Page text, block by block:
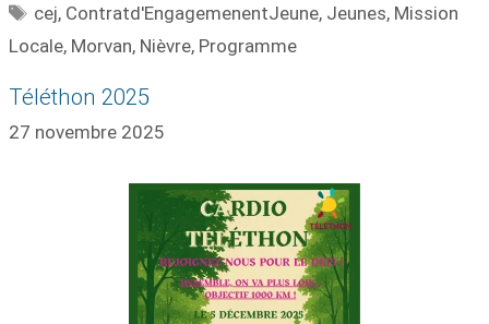
cej, Contratd'EngagemenentJeune, Jeunes, Mission
Locale, Morvan, Nièvre, Programme
Téléthon 2025
27 novembre 2025